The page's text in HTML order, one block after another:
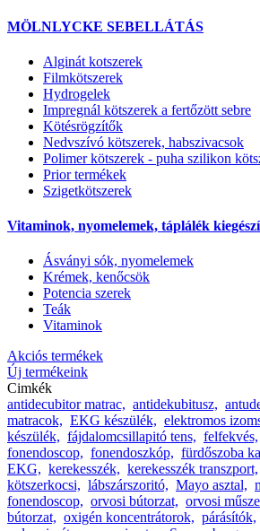
MÖLNLYCKE SEBELLÁTÁS
Alginát kotszerek
Filmkötszerek
Hydrogelek
Impregnál kötszerek a fertőzött sebre
Kötésrögzítők
Nedvszívó kötszerek, habszivacsok
Polimer kötszerek - puha szilikon
Prior termékek
Szigetkötszerek
Vitaminok, nyomelemek, táplálék
Ásványi sók, nyomelemek
Krémek, kenőcsök
Potencia szerek
Teák
Vitaminok
Akciós termékek
Új termékeink
Cimkék
antidecubitor matrac, antidekubitusz,
matracok, EKG készülék, elektromos
készülék, fájdalomcsillapitó tens, felfekvés,
fonendoscop, fonendoszkóp, fürdőszoba
EKG, kerekesszék, kerekesszék transzport,
kötszerkocsi, lábszárszoritó, Mayo asztal,
fonendoscop, orvosi bútorzat, orvosi
bútorzat, oxigén koncentrátorok, párásítók,